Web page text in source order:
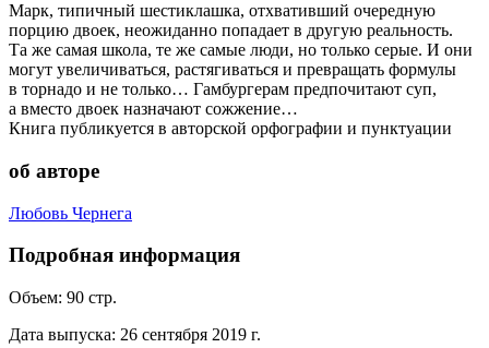
Марк, типичный шестиклашка, отхвативший очередную
порцию двоек, неожиданно попадает в другую реальность.
Та же самая школа, те же самые люди, но только серые. И они
могут увеличиваться, растягиваться и превращать формулы
в торнадо и не только… Гамбургерам предпочитают суп,
а вместо двоек назначают сожжение…
Книга публикуется в авторской орфографии и пунктуации
об авторе
Любовь Чернега
Подробная информация
Объем: 90 стр.
Дата выпуска: 26 сентября 2019 г.